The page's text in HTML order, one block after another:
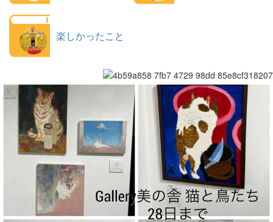
楽しかったこと